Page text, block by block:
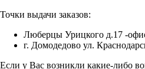
Точки выдачи заказов:
Люберцы Урицкого д.17 -
г. Домодедово ул.
Если у Вас возникли какие-либо